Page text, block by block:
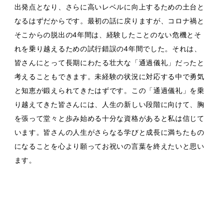
出発点となり、さらに高いレベルに向上するための土台と
なるはずだからです。最初の話に戻りますが、コロナ禍と
そこからの脱出の4年間は、経験したことのない危機とそ
れを乗り越えるための試行錯誤の4年間でした。それは、
皆さんにとって長期にわたる壮大な「通過儀礼」だったと
考えることもできます。未経験の状況に対応する中で勇気
と知恵が鍛えられてきたはずです。この「通過儀礼」を乗
り越えてきた皆さんには、人生の新しい段階に向けて、胸
を張って堂々と歩み始める十分な資格があると私は信じて
います。皆さんの人生がさらなる学びと成長に満ちたもの
になることを心より願ってお祝いの言葉を終えたいと思い
ます。